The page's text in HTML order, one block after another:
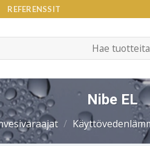
REFERENSSIT
Nibe EL
/